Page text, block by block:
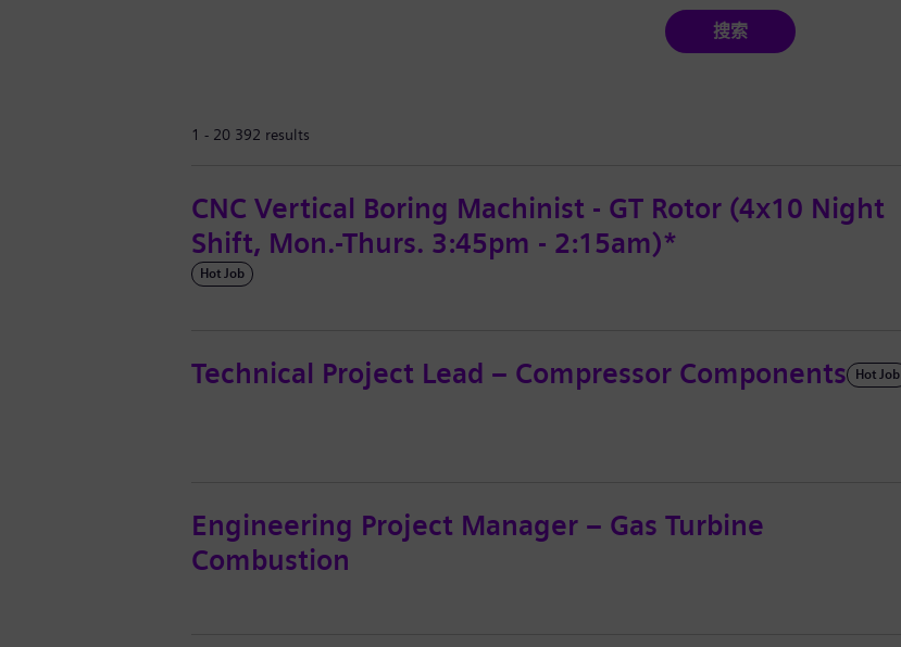
搜索
1 - 20 392 results
CNC Vertical Boring Machinist - GT Rotor (4x10 Night
Shift, Mon.-Thurs. 3:45pm - 2:15am)*
Hot Job
Technical Project Lead – Compressor Components Hot Job
Engineering Project Manager – Gas Turbine
Combustion